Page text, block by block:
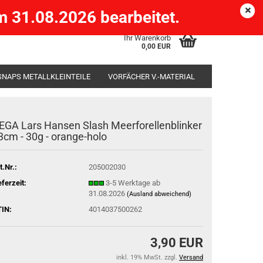
) Kundenlogin
Ihr Warenkorb
0,00 EUR
31.08.2026 bearbeitet.
METALLKLEINTEILE VORFÄCHER V.-MATERIAL
Lars Hansen Slash Meerforellenblinker
- 30g - orange-holo
205002030
3-5 Werktage ab
31.08.2026 (Ausland abweichend)
4014037500262
3,90 EUR
inkl. 19% MwSt. zzgl. Versand